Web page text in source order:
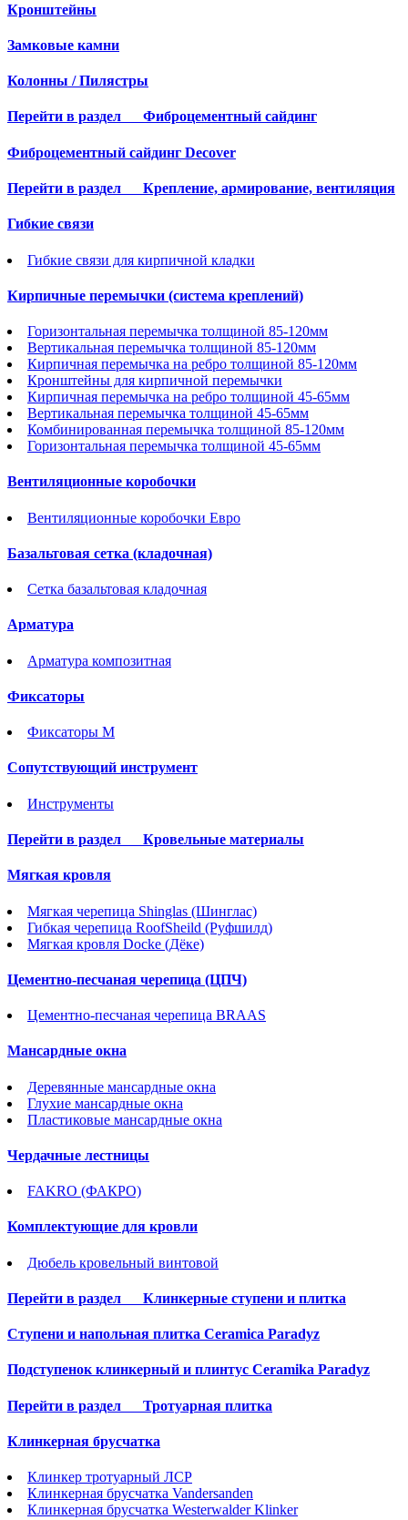
Кронштейны
Замковые камни
Колонны / Пилястры
Перейти в раздел Фиброцементный сайдинг
Фиброцементный сайдинг Decover
Перейти в раздел Крепление, армирование, вентиляция
Гибкие связи
Гибкие связи для кирпичной кладки
Кирпичные перемычки (система креплений)
Горизонтальная перемычка толщиной 85-120мм
Вертикальная перемычка толщиной 85-120мм
Кирпичная перемычка на ребро толщиной 85-120мм
Кронштейны для кирпичной перемычки
Кирпичная перемычка на ребро толщиной 45-65мм
Вертикальная перемычка толщиной 45-65мм
Комбинированная перемычка толщиной 85-120мм
Горизонтальная перемычка толщиной 45-65мм
Вентиляционные коробочки
Вентиляционные коробочки Евро
Базальтовая сетка (кладочная)
Сетка базальтовая кладочная
Арматура
Арматура композитная
Фиксаторы
Фиксаторы М
Сопутствующий инструмент
Инструменты
Перейти в раздел Кровельные материалы
Мягкая кровля
Мягкая черепица Shinglas (Шинглас)
Гибкая черепица RoofSheild (Руфшилд)
Мягкая кровля Docke (Дёке)
Цементно-песчаная черепица (ЦПЧ)
Цементно-песчаная черепица BRAAS
Мансардные окна
Деревянные мансардные окна
Глухие мансардные окна
Пластиковые мансардные окна
Чердачные лестницы
FAKRO (ФАКРО)
Комплектующие для кровли
Дюбель кровельный винтовой
Перейти в раздел Клинкерные ступени и плитка
Cтупени и напольная плитка Ceramica Paradyz
Подступенок клинкерный и плинтус Ceramika Paradyz
Перейти в раздел Тротуарная плитка
Клинкерная брусчатка
Клинкер тротуарный ЛСР
Клинкерная брусчатка Vandersanden
Клинкерная брусчатка Westerwalder Klinker